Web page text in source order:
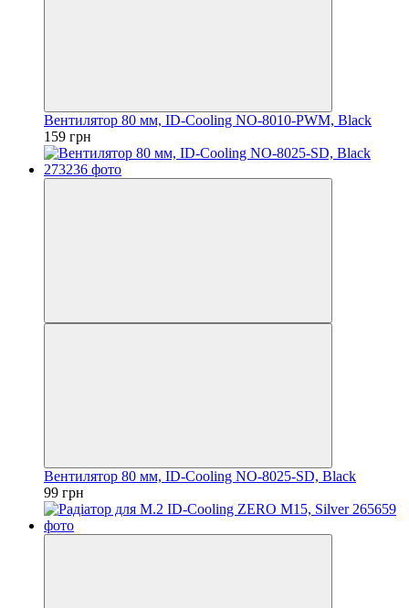
Вентилятор 80 мм, ID-Cooling NO-8010-PWM, Black
159 грн
Вентилятор 80 мм, ID-Cooling NO-8025-SD, Black
99 грн